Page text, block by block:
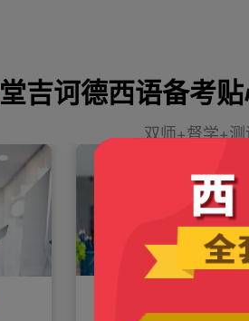
堂吉诃德西语备考
双师+督学+